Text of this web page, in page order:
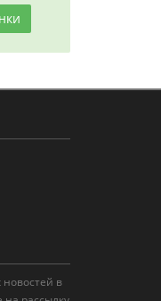
новостей в